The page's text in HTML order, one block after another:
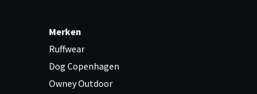
Merken
Ruffwear
Dog Copenhagen
Owney Outdoor